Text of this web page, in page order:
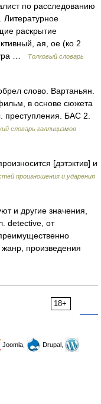
по расследованию
Литературное
раскрытие
ая, ое (ко 2
…
Толковый словарь
слово. Вартаньян.
в основе сюжета
преступления. БАС 2.
словарь галлицизмов
[дэтэктив] и
произношения и ударения
и другие значения,
detective, от
произведения
18+
Joomla,
Drupal,